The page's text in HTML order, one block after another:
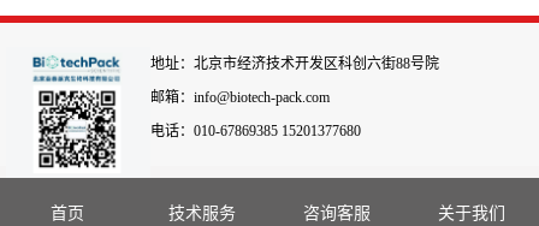
地址：北京市经济技术开发区科创六街88号院
邮箱：info@biotech-pack.com
电话：010-67869385 15201377680
首页 技术服务 咨询客服 关于我们